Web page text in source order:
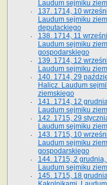
Laudum sejmiku
137. 1714, 10
Laudum sejmiku
deputackiego
138. 1714, 11
Laudum sejmiku
gospodarskiego
139. 1714, 12
Laudum sejmiku
140. 1714, 29
Halicz. Laudum
ziemskiego
141. 1714, 12
Laudum sejmiku
142. 1715, 29
Laudum sejmiku
143. 1715, 10
Laudum sejmiku
gospodarskiego
144. 1715, 2
Laudum sejmiku
145. 1715, 18